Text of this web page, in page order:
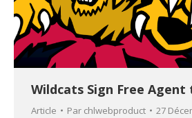
Wildcats Sign Free
Article Par chlwebproduct 27